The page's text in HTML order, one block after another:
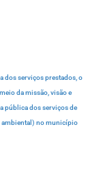
dos serviços prestados, o
da missão, visão e
pública dos serviços de
ambiental) no município